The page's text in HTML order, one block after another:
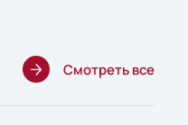
Смотреть все